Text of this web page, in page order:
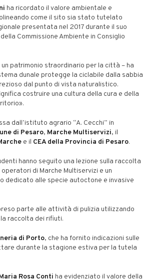
ha ricordato il valore ambientale e
come il sito sia stato tutelato
presentata nel 2017 durante il suo
Commissione Ambiente in Consiglio
patrimonio straordinario per la città – ha
dunale protegge la ciclabile dalla sabbia
dal punto di vista naturalistico.
costruire una cultura della cura e della
dall’istituto agrario “A. Cecchi” in
di Pesaro, Marche Multiservizi, il
e il CEA della Provincia di Pesaro.
hanno seguito una lezione sulla raccolta
di Marche Multiservizi e un
dedicato alle specie autoctone e invasive
parte alle attività di pulizia utilizzando
raccolta dei rifiuti.
di Porto, che ha fornito indicazioni sulle
durante la stagione estiva per la tutela
Rosa Conti ha evidenziato il valore della